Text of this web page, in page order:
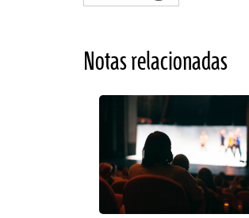
Notas relacionadas